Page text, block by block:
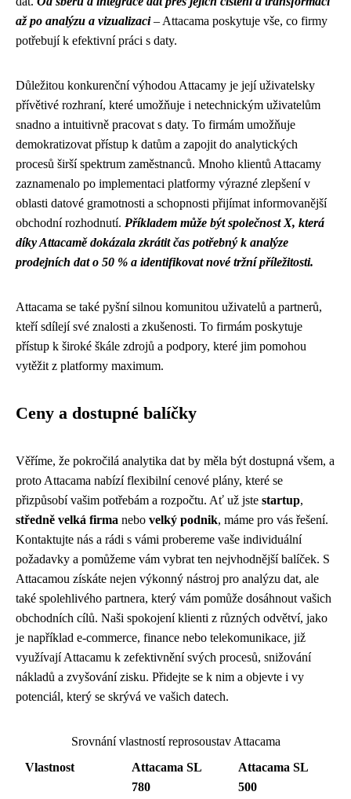
až po analýzu a vizualizaci– Attacama poskytuje vše, co firmy
potřebují k efektivní práci s daty.
Důležitou konkurenční výhodou Attacamy je její uživatelsky
přívětivé rozhraní, které umožňuje i netechnickým uživatelům
snadno a intuitivně pracovat s daty. To firmám umožňuje
demokratizovat přístup k datům a zapojit do analytických
procesů širší spektrum zaměstnanců. Mnoho klientů Attacamy
zaznamenalo po implementaci platformy výrazné zlepšení v
oblasti datové gramotnosti a schopnosti přijímat informovanější
obchodní rozhodnutí. Příkladem může být společnost X, která
díky Attacamě dokázala zkrátit čas potřebný k analýze
prodejních dat o 50 % a identifikovat nové tržní příležitosti.
Attacama se také pyšní silnou komunitou uživatelů a partnerů,
kteří sdílejí své znalosti a zkušenosti. To firmám poskytuje
přístup k široké škále zdrojů a podpory, které jim pomohou
vytěžit z platformy maximum.
Ceny a dostupné balíčky
Věříme, že pokročilá analytika dat by měla být dostupná všem, a
proto Attacama nabízí flexibilní cenové plány, které se
přizpůsobí vašim potřebám a rozpočtu. Ať už jste startup,
středně velká firma nebo velký podnik, máme pro vás řešení.
Kontaktujte nás a rádi s vámi probereme vaše individuální
požadavky a pomůžeme vám vybrat ten nejvhodnější balíček. S
Attacamou získáte nejen výkonný nástroj pro analýzu dat, ale
také spolehlivého partnera, který vám pomůže dosáhnout vašich
obchodních cílů. Naši spokojení klienti z různých odvětví, jako
je například e-commerce, finance nebo telekomunikace, již
využívají Attacamu k zefektivnění svých procesů, snižování
nákladů a zvyšování zisku. Přidejte se k nim a objevte i vy
potenciál, který se skrývá ve vašich datech.
Srovnání vlastností reprosoustav Attacama
Vlastnost
Attacama SL
780
Attacama SL
500